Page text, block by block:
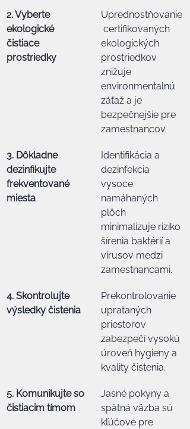
2. Vyberte
ekologické
čistiace
prostriedky
Uprednostňovanie
certifikovaných
ekologických
prostriedkov
znižuje
environmentalnú
záťaž a je
bezpečnejšie pre
zamestnancov.
3. Dôkladne
dezinfikujte
frekventované
miesta
Identifikácia a
dezinfekcia
vysoce
namáhaných
plôch
minimalizuje riziko
šírenia baktérií a
vírusov medzi
zamestnancami.
4. Skontrolujte
výsledky čistenia
Prekontrolovanie
uprataných
priestorov
zabezpečí vysokú
úroveň hygieny a
kvality čistenia.
5. Komunikujte so
čistiacim tímom
Jasné pokyny a
spätná väzba sú
kľúčové pre